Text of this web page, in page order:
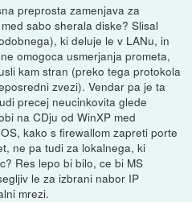
preprosta zamenjava za
sabo sherala diske? Slisal
ki deluje le v LANu, in
omogoca usmerjanja prometa,
kam stran (preko tega protokola
zvezi). Vendar pa je ta
precej neucinkovita glede
na CDju od WinXP med
kako s firewallom zapreti porte
ne pa tudi za lokalnega, ki
Res lepo bi bilo, ce bi MS
le za izbrani nabor IP
mrezi.